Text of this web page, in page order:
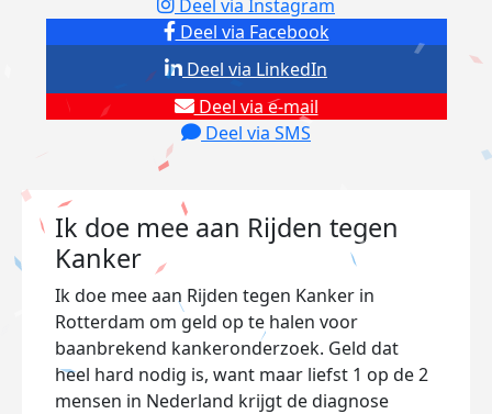
Deel via Facebook
Deel via Instagram
Deel via e-mail
Deel via SMS
Deel via LinkedIn
Ik doe mee aan Rijden tegen
Kanker
Ik doe mee aan Rijden tegen Kanker in
Rotterdam om geld op te halen voor
baanbrekend kankeronderzoek. Geld dat
heel hard nodig is, want maar liefst 1 op de 2
mensen in Nederland krijgt de diagnose